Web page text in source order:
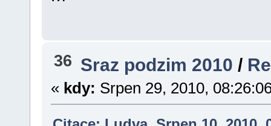
36 Sraz podzim 2010 /
« kdy: Srpen 29, 2010,